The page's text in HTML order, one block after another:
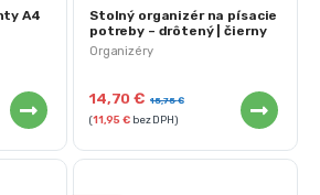
A4
Organizéry
Stolný organizér na písacie
potreby – drôtený | čierny
14,70€ 15,75€
(11,95€bez DPH)